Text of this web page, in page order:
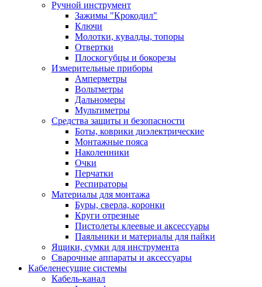
Ручной инструмент
Зажимы "Крокодил"
Ключи
Молотки, кувалды, топоры
Отвертки
Плоскогубцы и бокорезы
Измерительные приборы
Амперметры
Вольтметры
Дальномеры
Мультиметры
Средства защиты и безопасности
Боты, коврики диэлектрические
Монтажные пояса
Наколенники
Очки
Перчатки
Респираторы
Материалы для монтажа
Буры, сверла, коронки
Круги отрезные
Пистолеты клеевые и аксессуары
Паяльники и материалы для пайки
Ящики, сумки для инструмента
Сварочные аппараты и аксессуары
Кабеленесущие системы
Кабель-канал